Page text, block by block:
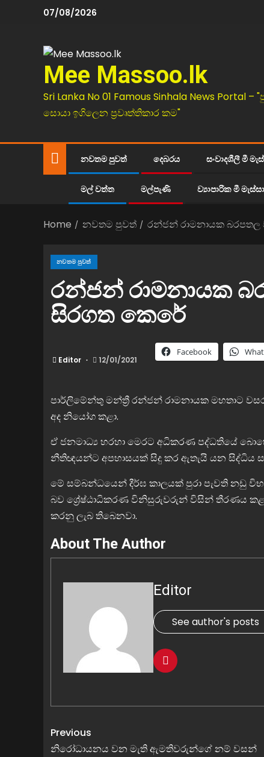
07/08/2026
Mee Massoo.lk
Sri Lanka No 01 Famous Sinhala News Portal –
සොයා ඉගිලෙන ප්‍රවෘත්තිකාර කම"
නවතම පුවත් දෙබරය සංවාදශීලී මී
මල් වත්ත මල්පැණි ව්‍යාපාරික මී මැස්සා
Home නවතම පුවත් රන්ජන් රාමනායක
නවතම පුවත්
රන්ජන් රාමනායක
සිරගත කෙරේ
Editor 12/01/2021
Facebook
පාර්ලිමේන්තු මන්ත්‍රී රන්ජන් රාමනායක මහතාට
අද නියෝග කළා.
ඒ ජනමාධ්‍ය හරහා මෙරට අධිකරණ පද්ධතියේ
නීතිඥයන්ට අපහාසයක් සිදු කර ඇතැයි යන සිද්ධිය
මේ සම්බන්ධයෙන් දීර්ඝ කාලයක් පුරා පැවති නඩු
බව ශ්‍රේෂ්ඨාධිකරණ විනිසුරුවරුන් විසින් තීරණය කළ
කරනු ලැබ තිබෙනවා.
About The Author
Editor
See author's posts
Previous
නිරෝධායනය වන මැති ඇමතිවරුන්ගේ නම් වසන්